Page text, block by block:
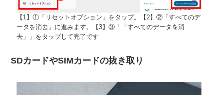
【1】①「リセットオプション」をタップ。【2】②「すべてのデ
ータを消去」に進みます。【3】③「「すべてのデータを消
去」」をタップして完了です
SDカードやSIMカードの抜き取り